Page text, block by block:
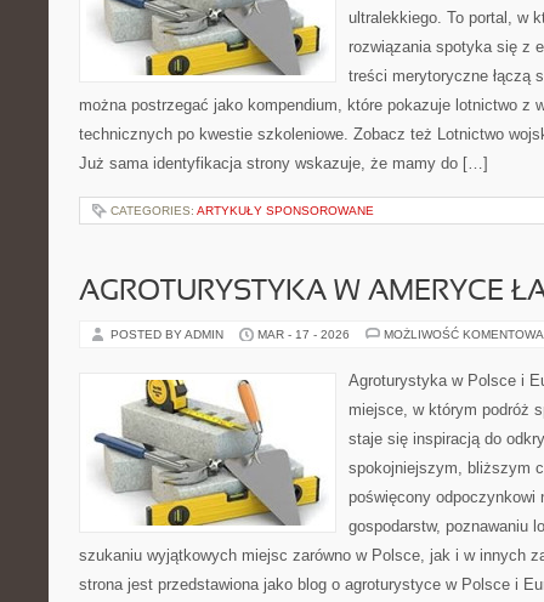
ultralekkiego. To portal, w
rozwiązania spotyka się z
treści merytoryczne łączą
można postrzegać jako kompendium, które pokazuje lotnictwo z
technicznych po kwestie szkoleniowe. Zobacz też Lotnictwo
Już sama identyfikacja strony wskazuje, że mamy do […]
CATEGORIES: ARTYKUŁY SPONSOROWANE
AGROTURYSTYKA W AMERYCE
POSTED BY ADMIN MAR - 17 - 2026 MOŻLIWOŚĆ
Agroturystyka w Polsce i
miejsce, w którym podróż
staje się inspiracją do
spokojniejszym, bliższym
poświęcony odpoczynkowi
gospodarstw, poznawaniu
szukaniu wyjątkowych miejsc zarówno w Polsce, jak i w innych
strona jest przedstawiona jako blog o agroturystyce w Polsce i